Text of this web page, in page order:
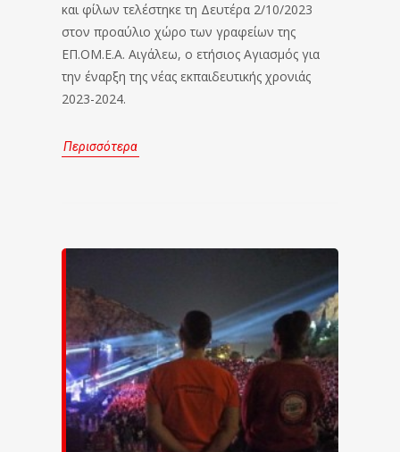
και φίλων τελέστηκε τη Δευτέρα 2/10/2023
στον προαύλιο χώρο των γραφείων της
ΕΠ.ΟΜ.Ε.Α. Αιγάλεω, ο ετήσιος Αγιασμός για
την έναρξη της νέας εκπαιδευτικής χρονιάς
2023-2024.
Περισσότερα